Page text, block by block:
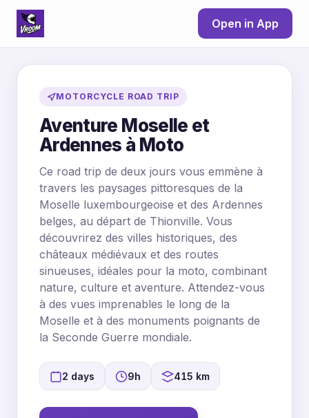
Open in App
MOTORCYCLE ROAD TRIP
Aventure Moselle et
Ardennes à Moto
Ce road trip de deux jours vous emmène à
travers les paysages pittoresques de la
Moselle luxembourgeoise et des Ardennes
belges, au départ de Thionville. Vous
découvrirez des villes historiques, des
châteaux médiévaux et des routes
sinueuses, idéales pour la moto, combinant
nature, culture et aventure. Attendez-vous
à des vues imprenables le long de la
Moselle et à des monuments poignants de
la Seconde Guerre mondiale.
2 days 9h 415 km